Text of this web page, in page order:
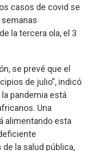
casos de covid se
la tercera ola, el 3
se prevé que el
de julio”, indicó
pandemia está
Una
alimentando esta
la salud pública,